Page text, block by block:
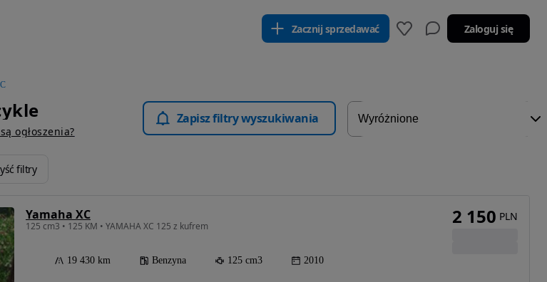
Zacznij sprzedawać Zaloguj się
ogłoszenia?
Zapisz filtry wyszukiwania
filtry
Yamaha XC
125 cm3 • 125 KM • YAMAHA XC 125 z kufrem
19 430 km Benzyna 125 cm3 2010
2 150 PLN